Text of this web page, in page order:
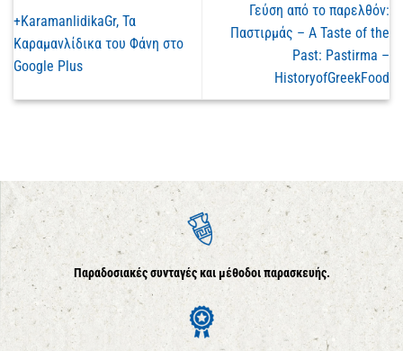
+KaramanlidikaGr, Τα
Καραμανλίδικα του Φάνη στο
Google Plus
Γεύση από το παρελθόν:
Παστιρμάς – A Taste of the
Past: Pastirma –
HistoryofGreekFood
Παραδοσιακές συνταγές και μέθοδοι παρασκευής.